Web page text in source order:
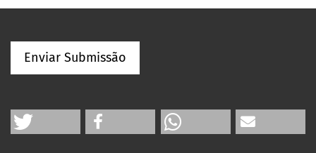
Enviar Submissão